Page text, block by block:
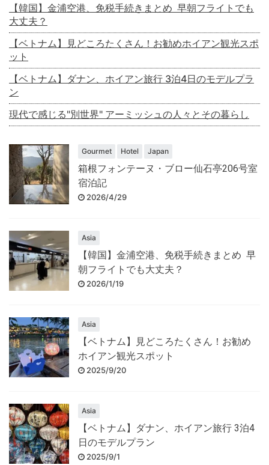
【韓国】金浦空港、免税手続きまとめ 早朝フライトでも
大丈夫？
【ベトナム】見どころたくさん！お勧めホイアン観光スポ
ット
【ベトナム】ダナン、ホイアン旅行 3泊4日のモデルプラ
ン
現代で感じる"別世界" アーミッシュの人々とその暮らし
Gourmet Hotel Japan
箱根フォンテーヌ・ブロー仙石亭206号室
宿泊記
2026/4/29
Asia
【韓国】金浦空港、免税手続きまとめ 早
朝フライトでも大丈夫？
2026/1/19
Asia
【ベトナム】見どころたくさん！お勧め
ホイアン観光スポット
2025/9/20
Asia
【ベトナム】ダナン、ホイアン旅行 3泊4
日のモデルプラン
2025/9/1